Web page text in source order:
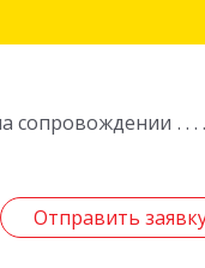
сопровождении
Отправить
Отправить